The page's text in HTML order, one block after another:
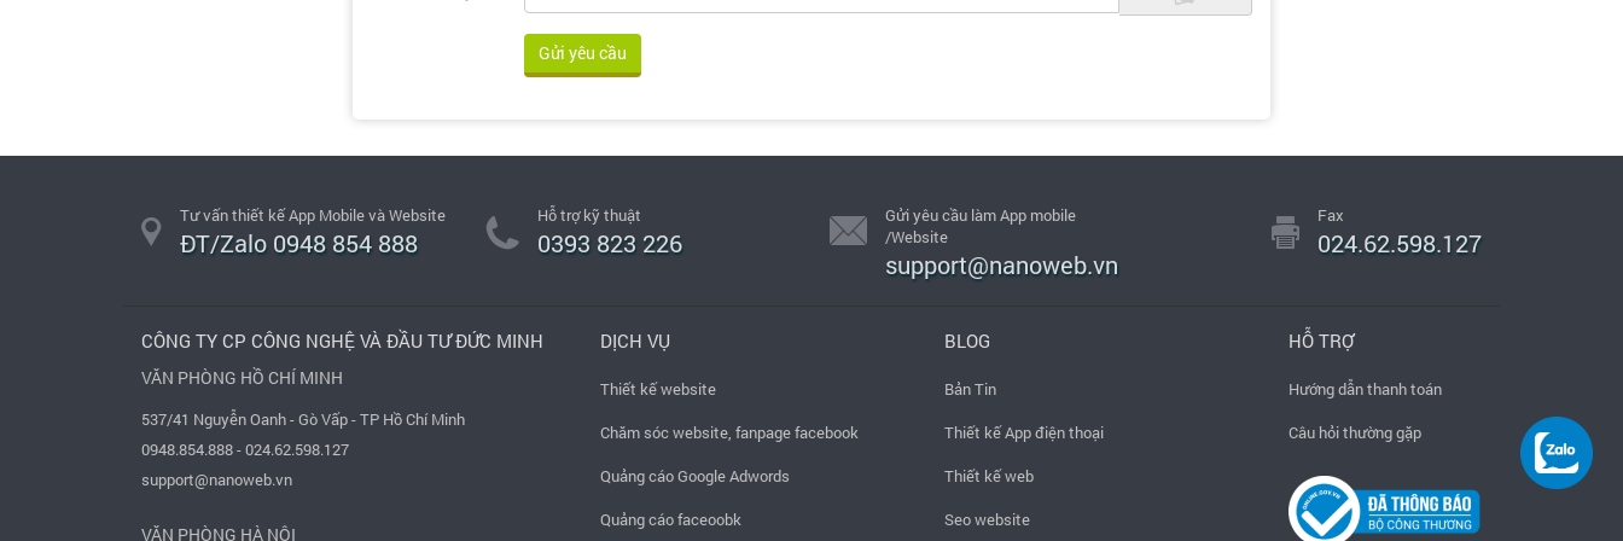
Tư vấn thiết kế App Mobile và Website
ĐT/Zalo 0948 854 888
Hỗ trợ kỹ thuật
0393 823 226
Gửi yêu cầu làm App mobile
/Website
support@nanoweb.vn
Fax
024.62.598.127
CÔNG TY CP CÔNG NGHỆ VÀ ĐẦU TƯ ĐỨC MINH
VĂN PHÒNG HỒ CHÍ MINH
537/41 Nguyễn Oanh - Gò Vấp - TP Hồ Chí Minh
0948.854.888-024.62.598.127
support@nanoweb.vn
VĂN PHÒNG HÀ NỘI
DỊCH VỤ
Thiết kế website
Chăm sóc website, fanpage facebook
Quảng cáo Google Adwords
Quảng cáo faceoobk
BLOG
Bản Tin
Thiết kế App điện thoại
Thiết kế web
Seo website
HỖ TRỢ
Hướng dẫn thanh toán
Câu hỏi thường gặp